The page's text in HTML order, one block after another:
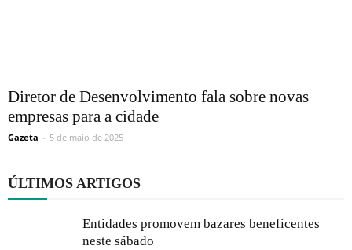
Diretor de Desenvolvimento fala sobre novas
empresas para a cidade
Gazeta - 5 de maio de 2025
ÚLTIMOS ARTIGOS
Entidades promovem bazares beneficentes
neste sábado